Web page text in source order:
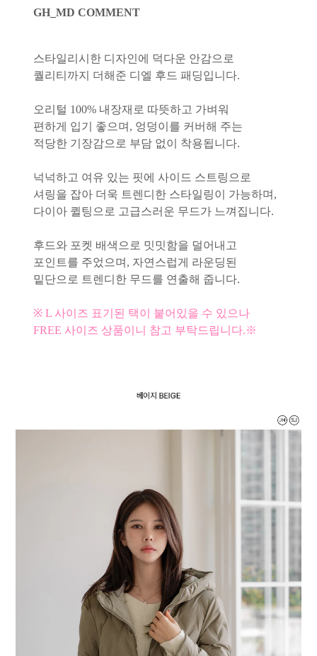
GH_MD COMMENT
스타일리시한 디자인에 덕다운 안감으로
퀄리티까지 더해준 디엘 후드 패딩입니다.
오리털 100% 내장재로 따뜻하고 가벼워
편하게 입기 좋으며, 엉덩이를 커버해 주는
적당한 기장감으로 부담 없이 착용됩니다.
넉넉하고 여유 있는 핏에 사이드 스트링으로
셔링을 잡아 더욱 트렌디한 스타일링이 가능하며,
다이아 퀼팅으로 고급스러운 무드가 느껴집니다.
후드와 포켓 배색으로 밋밋함을 덜어내고
포인트를 주었으며, 자연스럽게 라운딩된
밑단으로 트렌디한 무드를 연출해 줍니다.
※ L 사이즈 표기된 택이 붙어있을 수 있으나
FREE 사이즈 상품이니 참고 부탁드립니다.※